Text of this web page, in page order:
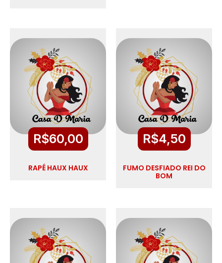
R$60,00
RAPÉ HAUX HAUX
R$4,50
FUMO DESFIADO REI DO
BOM